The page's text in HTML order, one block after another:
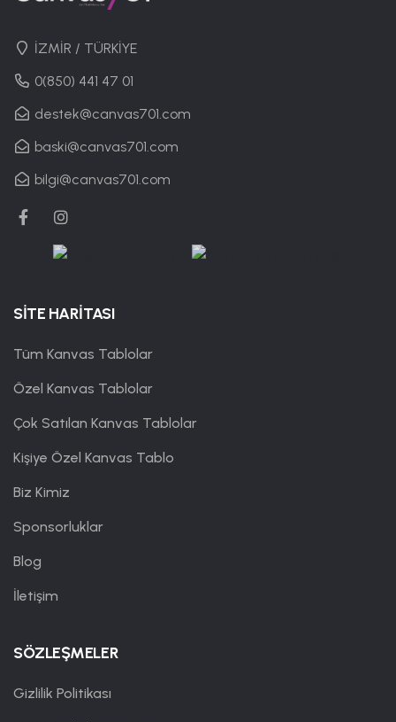
İZMİR / TÜRKİYE
0(850) 441 47 01
destek@canvas701.com
baski@canvas701.com
bilgi@canvas701.com
SİTE HARİTASI
Tüm Kanvas Tablolar
Özel Kanvas Tablolar
Çok Satılan Kanvas Tablolar
Kişiye Özel Kanvas Tablo
Biz Kimiz
Sponsorluklar
Blog
İletişim
SÖZLEŞMELER
Gizlilik Politikası